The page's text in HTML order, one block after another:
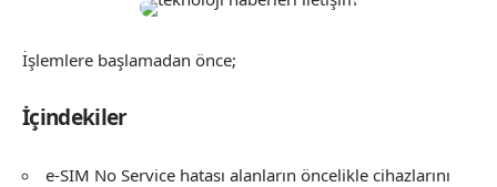
İşlemlere başlamadan önce;
İçindekiler
e-SIM No Service hatası alanların öncelikle cihazlarını